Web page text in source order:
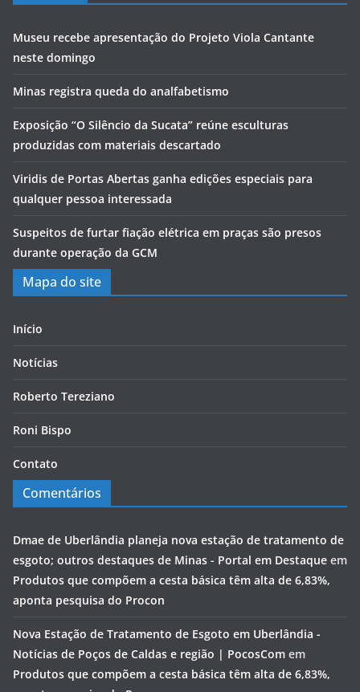
Museu recebe apresentação do Projeto Viola Cantante
neste domingo
Minas registra queda do analfabetismo
Exposição “O Silêncio da Sucata” reúne esculturas
produzidas com materiais descartado
Viridis de Portas Abertas ganha edições especiais para
qualquer pessoa interessada
Suspeitos de furtar fiação elétrica em praças são presos
durante operação da GCM
Mapa do site
Início
Notícias
Roberto Tereziano
Roni Bispo
Contato
Comentários
Dmae de Uberlândia planeja nova estação de tratamento de
esgoto; outros destaques de Minas - Portal em Destaque em
Produtos que compõem a cesta básica têm alta de 6,83%,
aponta pesquisa do Procon
Nova Estação de Tratamento de Esgoto em Uberlândia -
Notícias de Poços de Caldas e região | PocosCom em
Produtos que compõem a cesta básica têm alta de 6,83%,